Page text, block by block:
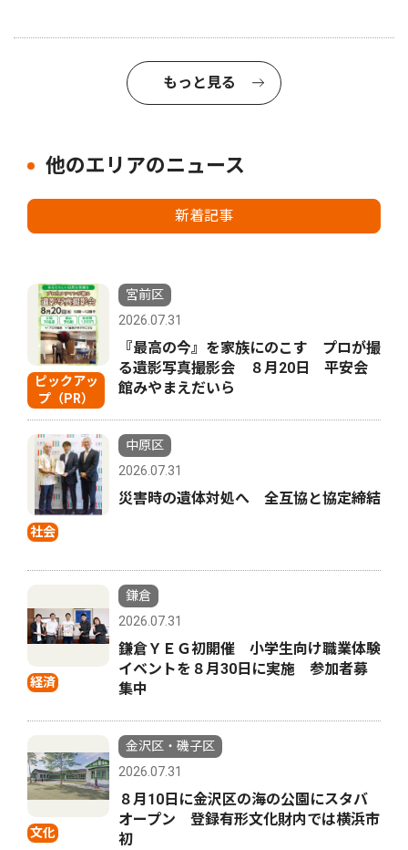
もっと見る
他のエリアのニュース
新着記事
ピックアッ
プ（PR）
宮前区
2026.07.31
『最高の今』を家族にのこす プロが撮
る遺影写真撮影会 ８月20日 平安会
館みやまえだいら
社会
中原区
2026.07.31
災害時の遺体対処へ 全互協と協定締結
経済
鎌倉
2026.07.31
鎌倉ＹＥＧ初開催 小学生向け職業体験
イベントを８月30日に実施 参加者募
集中
文化
金沢区・磯子区
2026.07.31
８月10日に金沢区の海の公園にスタバ
オープン 登録有形文化財内では横浜市
初